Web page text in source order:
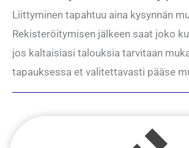
Liittyminen tapahtuu aina kysynnän
Rekisteröitymisen jälkeen saat joko
jos kaltaisiasi talouksia tarvitaan
tapauksessa et valitettavasti pääse